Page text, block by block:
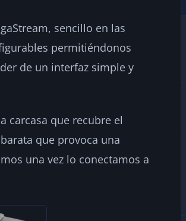
sencillo en las
permitiéndonos
de un interfaz simple y
carcasa que recubre el
que provoca una
una vez lo conectamos a